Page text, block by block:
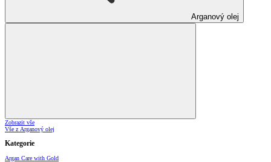
Arganový olej
Zobrazit vše
Vše z Arganový olej
Kategorie
Argan Care with Gold